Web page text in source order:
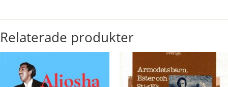
Relaterade produkter